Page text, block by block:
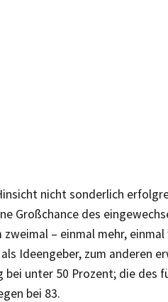
nicht sonderlich
Großchance des
– einmal mehr,
Ideengeber, zum anderen
unter 50 Prozent; die des
bei 83.